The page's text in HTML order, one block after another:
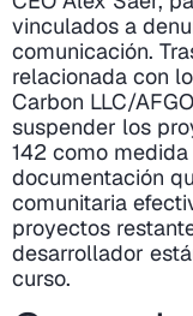
vinculados a
comunicación.
relacionada con
Carbon LLC/
suspender los
142 como
documentación
comunitaria
proyectos
desarrollador
curso.